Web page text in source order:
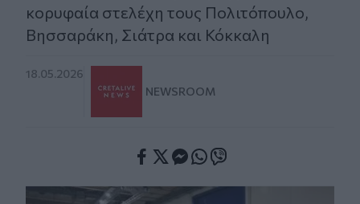
κορυφαία στελέχη τους Πολιτόπουλο,
Βησσαράκη, Σιάτρα και Κόκκαλη
18.05.2026
NEWSROOM